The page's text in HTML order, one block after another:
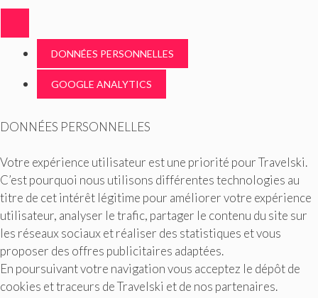
DONNÉES PERSONNELLES
GOOGLE ANALYTICS
DONNÉES PERSONNELLES
Votre expérience utilisateur est une priorité pour Travelski.
C’est pourquoi nous utilisons différentes technologies au
titre de cet intérêt légitime pour améliorer votre expérience
utilisateur, analyser le trafic, partager le contenu du site sur
les réseaux sociaux et réaliser des statistiques et vous
proposer des offres publicitaires adaptées.
En poursuivant votre navigation vous acceptez le dépôt de
cookies et traceurs de Travelski et de nos partenaires.